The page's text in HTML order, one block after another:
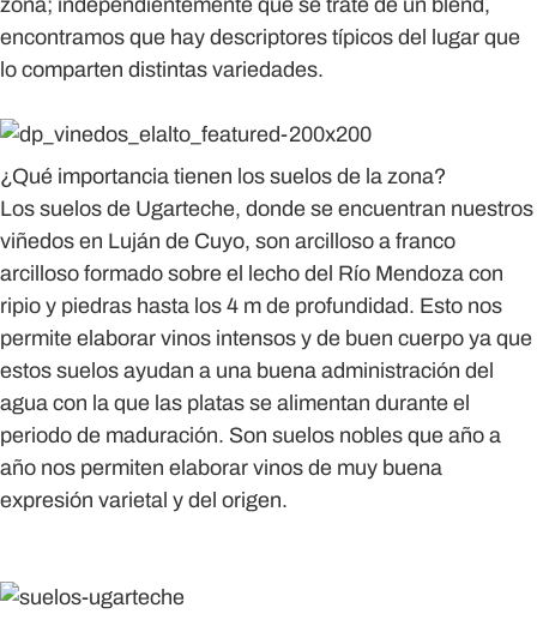
zona; independientemente que se trate de un blend,
encontramos que hay descriptores típicos del lugar que
lo comparten distintas variedades.
¿Qué importancia tienen los suelos de la zona?
Los suelos de Ugarteche, donde se encuentran nuestros
viñedos en Luján de Cuyo, son arcilloso a franco
arcilloso formado sobre el lecho del Río Mendoza con
ripio y piedras hasta los 4 m de profundidad. Esto nos
permite elaborar vinos intensos y de buen cuerpo ya que
estos suelos ayudan a una buena administración del
agua con la que las platas se alimentan durante el
periodo de maduración. Son suelos nobles que año a
año nos permiten elaborar vinos de muy buena
expresión varietal y del origen.